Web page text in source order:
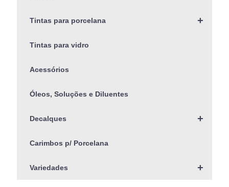
+
Tintas para porcelana
Tintas para vidro
Acessórios
Óleos, Soluções e Diluentes
+
Decalques
Carimbos p/ Porcelana
+
Variedades